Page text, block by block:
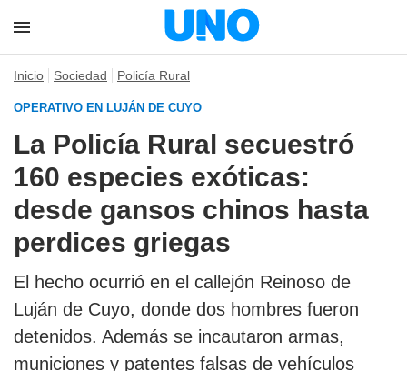
Inicio Sociedad Policía Rural
OPERATIVO EN LUJÁN DE CUYO
La Policía Rural secuestró
160 especies exóticas:
desde gansos chinos hasta
perdices griegas
El hecho ocurrió en el callejón Reinoso de
Luján de Cuyo, donde dos hombres fueron
detenidos. Además se incautaron armas,
municiones y patentes falsas de vehículos